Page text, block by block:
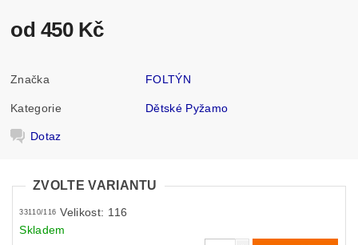
od 450 Kč
Značka FOLTÝN
Kategorie Dětské Pyžamo
Dotaz
ZVOLTE VARIANTU
33110/116 Velikost: 116
Skladem